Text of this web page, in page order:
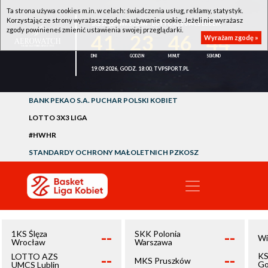
1KS ŚLĘZA WROCŁAW - LOTTO AZS UMCS LUBLIN
44
19.09.2026, GODZ. 18:00, TVPSPORT.PL
BANK PEKAO S.A. PUCHAR POLSKI KOBIET
LOTTO 3X3 LIGA
#HWHR
STANDARDY OCHRONY MAŁOLETNICH PZKOSZ
1KS Ślęza
Wrocław
--
LOTTO AZS
UMCS Lublin
--
SKK Polonia
Warszawa
--
MKS Pruszków --
Ta strona używa cookies m.in. w celach: świadczenia usług, reklamy, statystyk.
Korzystając ze strony wyrażasz zgodę na używanie cookie. Jeżeli nie wyrażasz
zgody powinieneś zmienić ustawienia swojej przeglądarki.
Wyrażam zgodę »